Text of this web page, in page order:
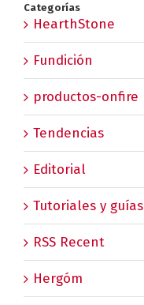
Categorías
HearthStone
Fundición
productos-onfire
Tendencias
Editorial
Tutoriales y guías
RSS Recent
Hergóm